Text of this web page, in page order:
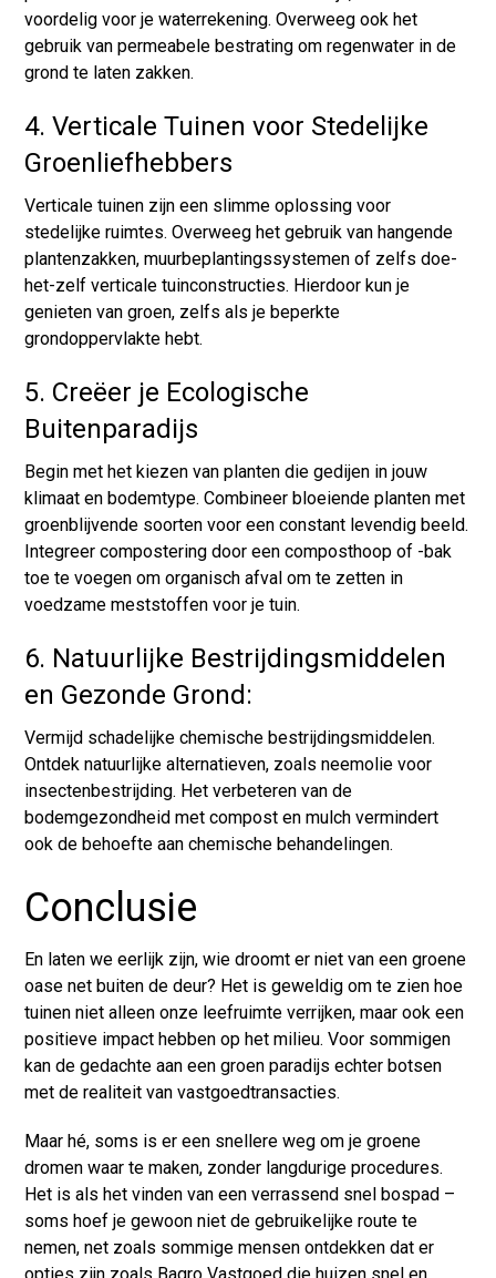
voordelig voor je waterrekening. Overweeg ook het
gebruik van permeabele bestrating om regenwater in de
grond te laten zakken.
4. Verticale Tuinen voor Stedelijke
Groenliefhebbers
Verticale tuinen zijn een slimme oplossing voor
stedelijke ruimtes. Overweeg het gebruik van hangende
plantenzakken, muurbeplantingssystemen of zelfs doe-
het-zelf verticale tuinconstructies. Hierdoor kun je
genieten van groen, zelfs als je beperkte
grondoppervlakte hebt.
5. Creëer je Ecologische
Buitenparadijs
Begin met het kiezen van planten die gedijen in jouw
klimaat en bodemtype. Combineer bloeiende planten met
groenblijvende soorten voor een constant levendig beeld.
Integreer compostering door een composthoop of -bak
toe te voegen om organisch afval om te zetten in
voedzame meststoffen voor je tuin.
6. Natuurlijke Bestrijdingsmiddelen
en Gezonde Grond:
Vermijd schadelijke chemische bestrijdingsmiddelen.
Ontdek natuurlijke alternatieven, zoals neemolie voor
insectenbestrijding. Het verbeteren van de
bodemgezondheid met compost en mulch vermindert
ook de behoefte aan chemische behandelingen.
Conclusie
En laten we eerlijk zijn, wie droomt er niet van een groene
oase net buiten de deur? Het is geweldig om te zien hoe
tuinen niet alleen onze leefruimte verrijken, maar ook een
positieve impact hebben op het milieu. Voor sommigen
kan de gedachte aan een groen paradijs echter botsen
met de realiteit van vastgoedtransacties.
Maar hé, soms is er een snellere weg om je groene
dromen waar te maken, zonder langdurige procedures.
Het is als het vinden van een verrassend snel bospad –
soms hoef je gewoon niet de gebruikelijke route te
nemen, net zoals sommige mensen ontdekken dat er